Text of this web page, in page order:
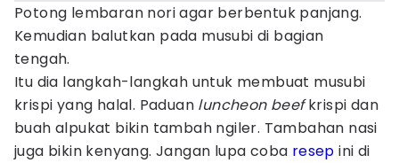
Potong lembaran nori agar berbentuk panjang.
Kemudian balutkan pada musubi di bagian
tengah.
Itu dia langkah-langkah untuk membuat musubi
krispi yang halal. Paduan luncheon beefkrispi dan
buah alpukat bikin tambah ngiler. Tambahan nasi
juga bikin kenyang. Jangan lupa coba resep ini di